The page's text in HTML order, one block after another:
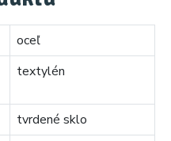
oceľ
textylén
tvrdené sklo